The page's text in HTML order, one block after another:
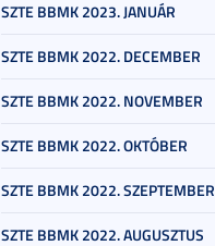
SZTE BBMK 2023. JANUÁR
SZTE BBMK 2022. DECEMBER
SZTE BBMK 2022. NOVEMBER
SZTE BBMK 2022. OKTÓBER
SZTE BBMK 2022. SZEPTEMBER
SZTE BBMK 2022. AUGUSZTUS